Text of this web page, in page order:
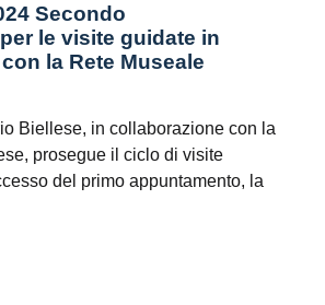
Secondo
le visite guidate in
la Rete Museale
Biellese, in collaborazione con la
prosegue il ciclo di visite
del primo appuntamento, la